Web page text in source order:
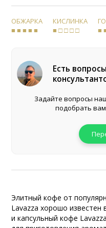
ОБЖАРКА
■ ■ ■ ■ ■
КИСЛИНКА
■ □ □ □ □
■
Есть
Задайте вопросы
подобрать
Элитный кофе от
Lavazza хорошо известен
и капсульный кофе